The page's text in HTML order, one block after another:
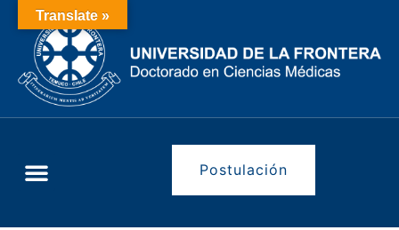
Postulación
Translate »